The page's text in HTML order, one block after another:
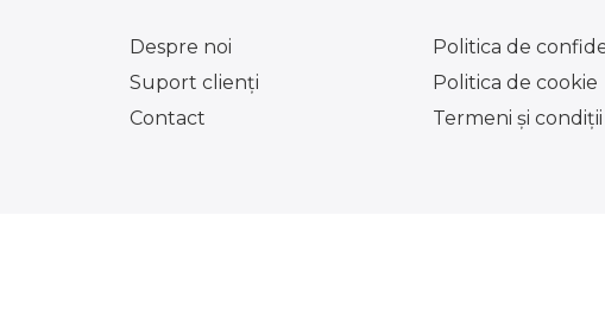
Despre noi
Suport clienţi
Contact
Politica de
Politica de cookie
Termeni şi condiţii